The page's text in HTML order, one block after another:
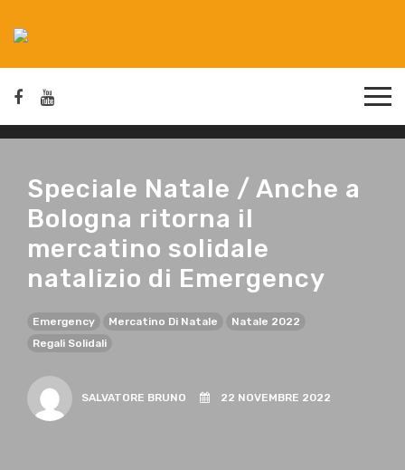
Speciale Natale / Anche a
Bologna ritorna il
mercatino solidale
natalizio di Emergency
Emergency Mercatino Di Natale
Natale 2022
Regali Solidali
SALVATORE BRUNO 22 NOVEMBRE 2022